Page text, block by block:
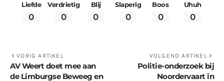
Liefde
0
Verdrietig
0
Blij
0
Slaperig
0
Boos
0
Uhuh
0
VORIG ARTIKEL
AV Weert doet mee aan
de Limburgse Beweeg en
VOLGEND ARTIKEL
Politie-onderzoek bij
Noordervaart in